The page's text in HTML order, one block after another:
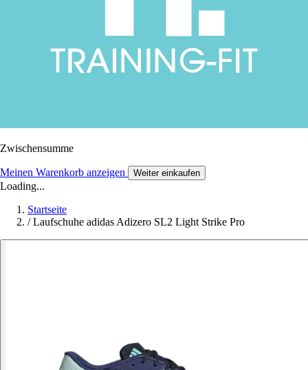
Zwischensumme
Meinen Warenkorb anzeigen Weiter einkaufen
Loading...
Startseite
/ Laufschuhe adidas Adizero SL2 Light Strike Pro